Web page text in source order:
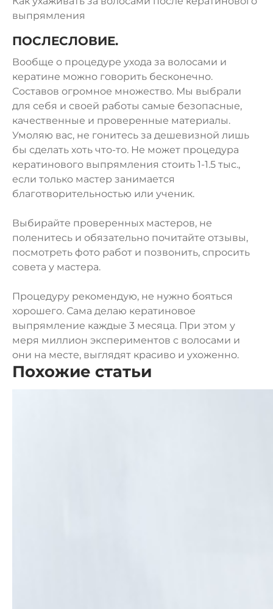
выпрямления
ПОСЛЕСЛОВИЕ.
Вообще о процедуре ухода за волосами и
кератине можно говорить бесконечно.
Составов огромное множество. Мы выбрали
для себя и своей работы самые безопасные,
качественные и проверенные материалы.
Умоляю вас, не гонитесь за дешевизной лишь
бы сделать хоть что-то. Не может процедура
кератинового выпрямления стоить 1-1.5 тыс.,
если только мастер занимается
благотворительностью или ученик.
Выбирайте проверенных мастеров, не
поленитесь и обязательно почитайте отзывы,
посмотреть фото работ и позвонить, спросить
совета у мастера.
Процедуру рекомендую, не нужно бояться
хорошего. Сама делаю кератиновое
выпрямление каждые 3 месяца. При этом у
меря миллион экспериментов с волосами и
они на месте, выглядят красиво и ухоженно.
Похожие статьи